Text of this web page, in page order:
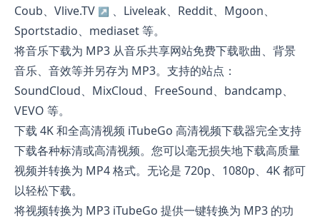
Coub、 Vlive.TV
、Liveleak、Reddit、Mgoon、
Sportstadio、mediaset 等。
将音乐下载为 MP3 从音乐共享网站免费下载歌曲、背景
音乐、音效等并另存为 MP3。支持的站点：
SoundCloud、MixCloud、FreeSound、bandcamp、
VEVO 等。
下载 4K 和全高清视频 iTubeGo 高清视频下载器完全支持
下载各种标清或高清视频。您可以毫无损失地下载高质量
视频并转换为 MP4 格式。无论是 720p、1080p、4K 都可
以轻松下载。
将视频转换为 MP3 iTubeGo 提供一键转换为 MP3 的功